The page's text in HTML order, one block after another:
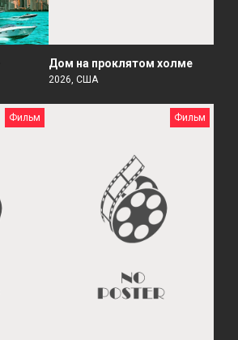
Дом на проклятом холме
2026, США
Фильм Фильм